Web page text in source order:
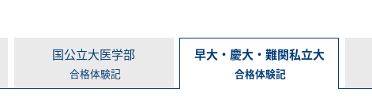
国公立大医学部
合格体験記
早大・慶大・難関私立大
合格体験記